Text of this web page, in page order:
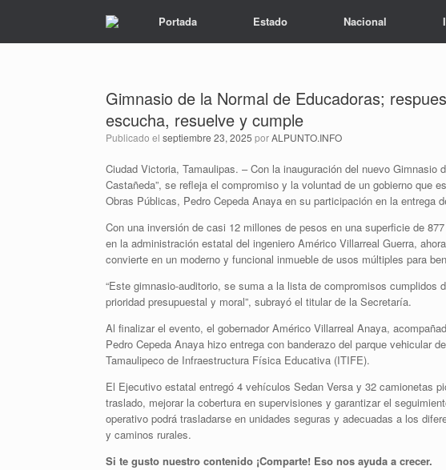
Portada Estado Nacional
Gimnasio de la Normal de Educadoras;
escucha, resuelve y cumple
Publicado el septiembre 23, 2025 porALPUNTO.INFO
Ciudad Victoria, Tamaulipas. – Con la inauguración del nuevo Gimnasio
Castañeda”, se refleja el compromiso y la voluntad de un gobierno que
Obras Públicas, Pedro Cepeda Anaya en su participación en la entrega
Con una inversión de casi 12 millones de pesos en una superficie de
en la administración estatal del ingeniero Américo Villarreal Guerra,
convierte en un moderno y funcional inmueble de usos múltiples para
“Este gimnasio-auditorio, se suma a la lista de compromisos cumplidos
prioridad presupuestal y moral”, subrayó el titular de la Secretaría.
Al finalizar el evento, el gobernador Américo Villarreal Anaya,
Pedro Cepeda Anaya hizo entrega con banderazo del parque vehicular
Tamaulipeco de Infraestructura Física Educativa (ITIFE).
El Ejecutivo estatal entregó 4 vehículos Sedan Versa y 32 camionetas
traslado, mejorar la cobertura en supervisiones y garantizar el
operativo podrá trasladarse en unidades seguras y adecuadas a los
y caminos rurales.
Si te gusto nuestro contenido ¡Comparte! Eso nos ayuda a crecer.